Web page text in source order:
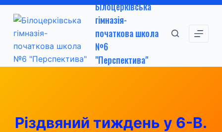
П
е
р
е
й
Білоцерківська
гімназія-
початкова школа
№6
"Перспектива"
Різдвяний тиждень у 6-В.